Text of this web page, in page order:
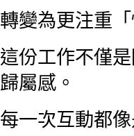
轉變為更注重
這份工作不僅
歸屬感。
每一次互動都